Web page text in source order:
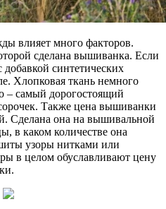
влияет много факторов.
сделана вышиванка. Если
добавкой синтетических
Хлопковая ткань немного
– самый дорогостоящий
Также цена вышиванки
Сделана она на вышивальной
в каком количестве она
узоры нитками или
в целом обуславливают цену